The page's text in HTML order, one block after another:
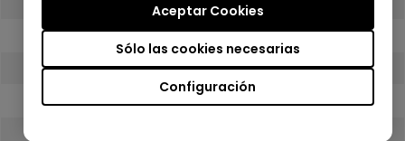
Configuración
Sólo las cookies necesarias
Aceptar Cookies
TitleText
Y
TitleText